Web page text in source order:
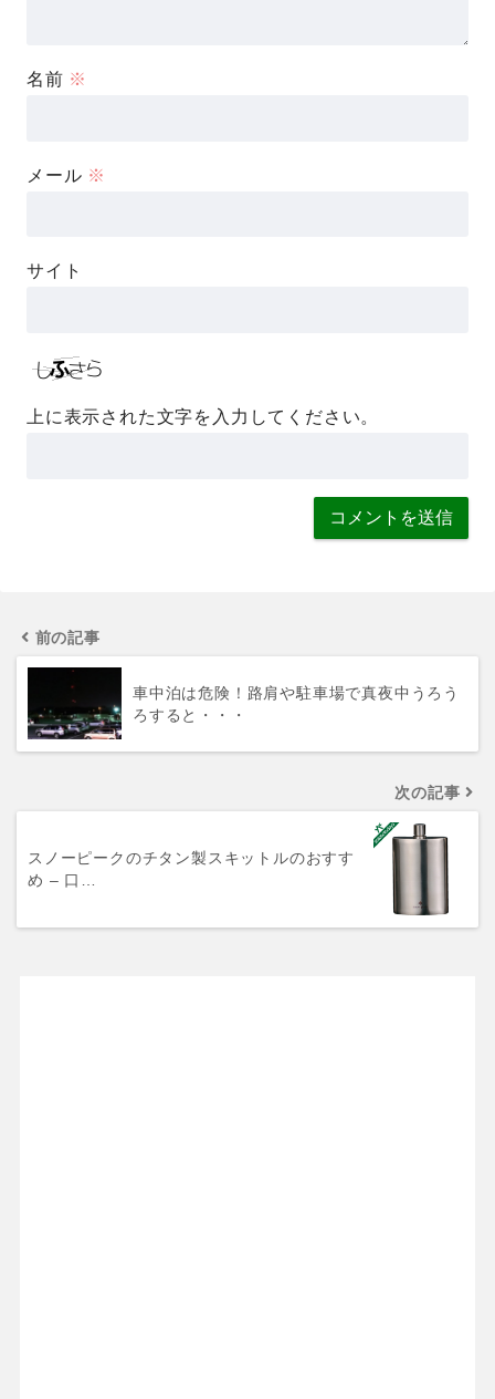
名前 ※
メール ※
サイト
上に表示された文字を入力してください。
前の記事
車中泊は危険！路肩や駐車場で真夜中うろう
ろすると・・・
次の記事
スノーピークのチタン製スキットルのおすす
め – 口…